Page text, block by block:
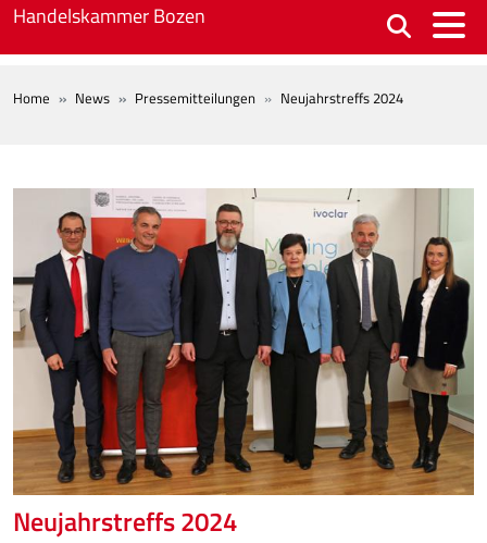
Skip to main content
Handelskammer Bozen
BREADCRUMB
Home News Pressemitteilungen Neujahrstreffs 2024
Neujahrstreffs 2024